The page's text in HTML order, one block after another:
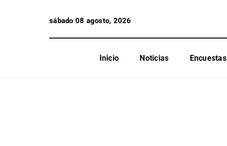
sábado 08 agosto, 2026
Inicio Noticias Encuestas